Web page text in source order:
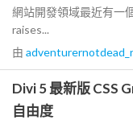
網站開發領域最近有一
raises...
由
Divi 5 最新版 CSS
自由度